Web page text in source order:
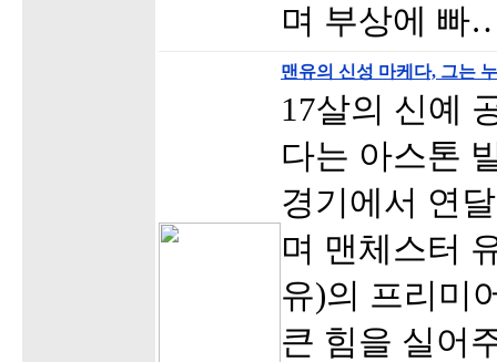
며 부상에 빠
맨유의 신성 마케다, 그는
17살의 신예
다는 아스톤
경기에서 연
며 맨체스터
유)의 프리미
큰 힘을 실어